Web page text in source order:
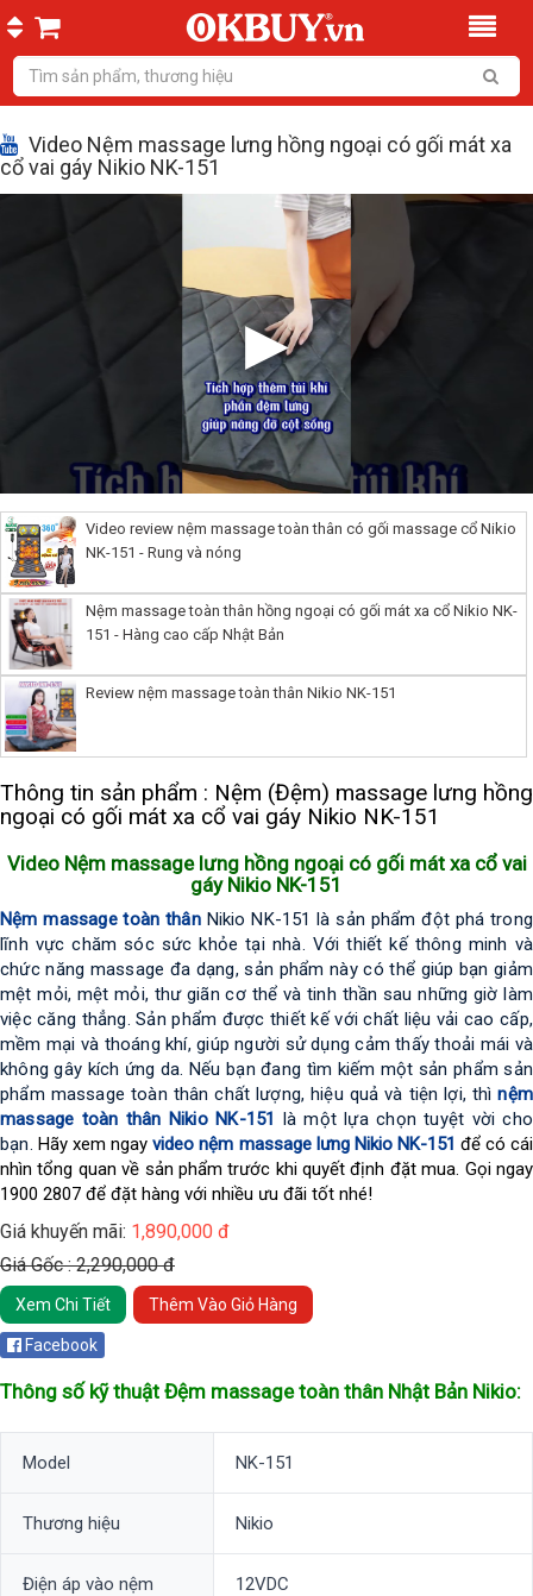
Video Nệm massage lưng hồng ngoại có gối mát xa
cổ vai gáy Nikio NK-151
Video review nệm massage toàn thân có gối massage cổ Nikio
NK-151 - Rung và nóng
Nệm massage toàn thân hồng ngoại có gối mát xa cổ Nikio NK-
151 - Hàng cao cấp Nhật Bản
Review nệm massage toàn thân Nikio NK-151
Thông tin sản phẩm : Nệm (Đệm) massage lưng hồng
ngoại có gối mát xa cổ vai gáy Nikio NK-151
Video Nệm massage lưng hồng ngoại có gối mát xa cổ vai
gáy Nikio NK-151
Nệm massage toàn thân Nikio NK-151 là sản phẩm đột phá trong
lĩnh vực chăm sóc sức khỏe tại nhà. Với thiết kế thông minh và
chức năng massage đa dạng, sản phẩm này có thể giúp bạn giảm
mệt mỏi, mệt mỏi, thư giãn cơ thể và tinh thần sau những giờ làm
việc căng thẳng. Sản phẩm được thiết kế với chất liệu vải cao cấp,
mềm mại và thoáng khí, giúp người sử dụng cảm thấy thoải mái và
không gây kích ứng da. Nếu bạn đang tìm kiếm một sản phẩm sản
phẩm massage toàn thân chất lượng, hiệu quả và tiện lợi, thì nệm
massage toàn thân Nikio NK-151 là một lựa chọn tuyệt vời cho
bạn. Hãy xem ngayvideo nệm massage lưng Nikio NK-151 để có cái
nhìn tổng quan về sản phẩm trước khi quyết định đặt mua. Gọi ngay
1900 2807 để đặt hàng với nhiều ưu đãi tốt nhé!
Giá khuyến mãi: 1,890,000 đ
Giá Gốc : 2,290,000 đ
Xem Chi Tiết Thêm Vào Giỏ Hàng
Facebook
Thông số kỹ thuật Đệm massage toàn thân Nhật Bản Nikio:
Model NK-151
Thương hiệu Nikio
Điện áp vào nệm 12VDC